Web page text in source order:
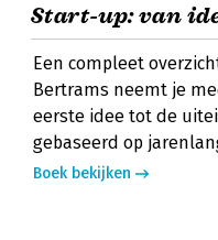
Start-up: van
Een compleet
Bertrams neemt je
eerste idee tot de
gebaseerd op
Boek bekijken